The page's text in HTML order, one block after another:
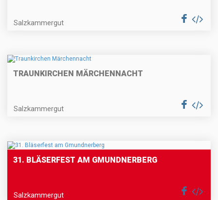
Salzkammergut
TRAUNKIRCHEN MÄRCHENNACHT
Salzkammergut
31. BLÄSERFEST AM GMUNDNERBERG
Salzkammergut